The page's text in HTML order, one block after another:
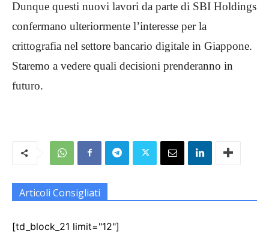
Dunque questi nuovi lavori da parte di SBI Holdings
confermano ulteriormente l’interesse per la
crittografia nel settore bancario digitale in Giappone.
Staremo a vedere quali decisioni prenderanno in
futuro.
Articoli Consigliati
[td_block_21 limit="12"]